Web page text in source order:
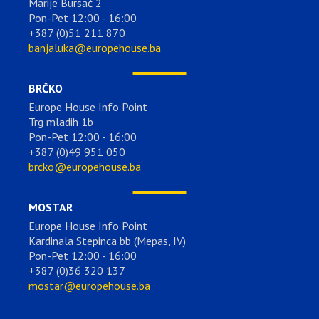
Pon-Pet 12:00 - 16:00
+387 (0)51 211 870
banjaluka@europehouse.ba
BRČKO
Europe House Info Point
Trg mladih 1b
Pon-Pet 12:00 - 16:00
+387 (0)49 951 050
brcko@europehouse.ba
MOSTAR
Europe House Info Point
Kardinala Stepinca bb (Mepas, IV)
Pon-Pet 12:00 - 16:00
+387 (0)36 320 137
mostar@europehouse.ba